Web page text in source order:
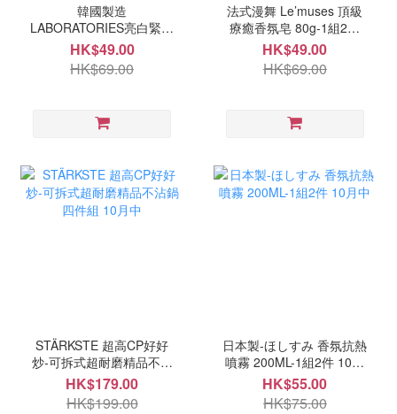
韓國製造
LABORATORIES亮白緊緻
鉑金臻稀光萃水凝霜50ml
10月中
HK$49.00
HK$69.00
法式漫舞 Le’muses 頂級
療癒香氛皂 80g-1組2顆
10月中
HK$49.00
HK$69.00
STÄRKSTE 超高CP好好
炒-可拆式超耐磨精品不沾
鍋四件組 10月中
HK$179.00
HK$199.00
日本製-ほしすみ 香氛抗熱
噴霧 200ML-1組2件 10月
中
HK$55.00
HK$75.00